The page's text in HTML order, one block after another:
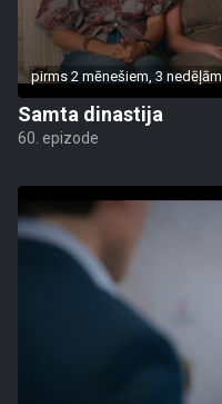
pirms 2 mēnešiem, 3 nedēļām
Samta dinastija
60. epizode